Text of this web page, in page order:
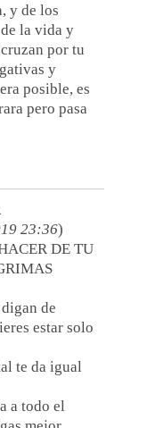
y de los
la vida y
por tu
y
posible, es
pero pasa
23:36)
DE TU
de
estar solo
te da igual
a todo el